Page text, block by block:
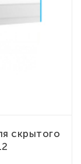
скрытого